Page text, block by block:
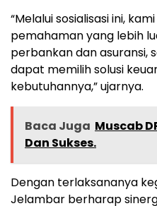
“Melalui sosialisasi ini,
pemahaman yang lebih
perbankan dan asuransi,
dapat memilih solusi
kebutuhannya,” ujarnya.
Baca Juga Muscab
Dan Sukses.
Dengan terlaksananya
Jelambar berharap